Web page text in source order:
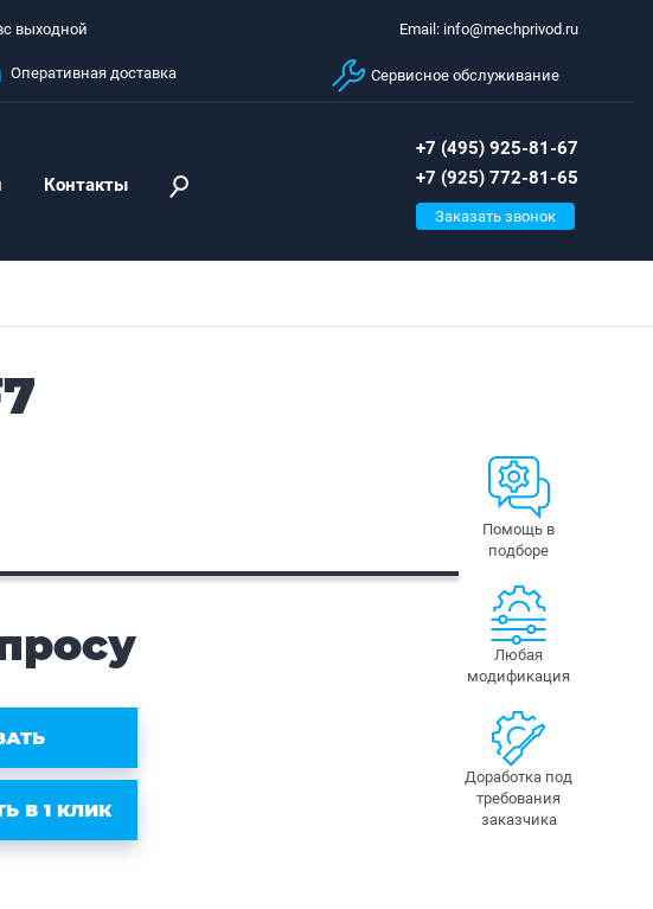
выходной Email: info@mechprivod.ru
Оперативная доставка Сервисное обслуживание
Контакты
+7 (495) 925-81-67
+7 (925) 772-81-65
Заказать звонок
В 1 КЛИК
Помощь в
подборе
Любая
модификация
Доработка под
требования
заказчика